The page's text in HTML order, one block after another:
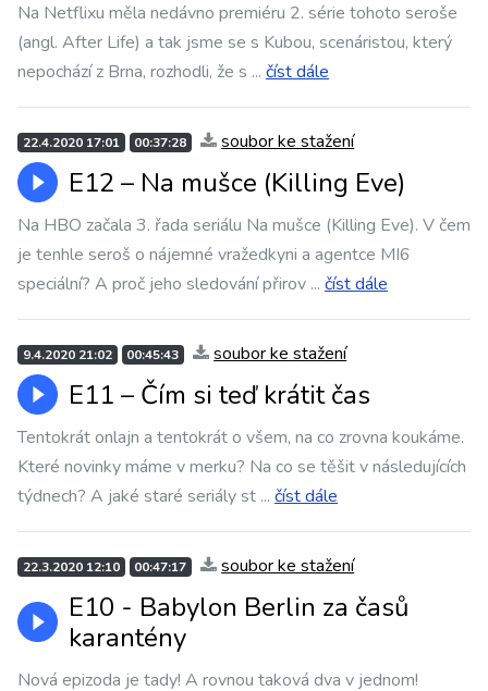
Na Netflixu měla nedávno premiéru 2. série tohoto seroše
(angl. After Life) a tak jsme se s Kubou, scenáristou, který
nepochází z Brna, rozhodli, že s ... číst dále
22.4.2020 17:01 00:37:28 soubor ke stažení
E12 – Na mušce (Killing Eve)
Na HBO začala 3. řada seriálu Na mušce (Killing Eve). V čem
je tenhle seroš o nájemné vražedkyni a agentce MI6
speciální? A proč jeho sledování přirov ... číst dále
9.4.2020 21:02 00:45:43 soubor ke stažení
E11 – Čím si teď krátit čas
Tentokrát onlajn a tentokrát o všem, na co zrovna koukáme.
Které novinky máme v merku? Na co se těšit v následujících
týdnech? A jaké staré seriály st ... číst dále
22.3.2020 12:10 00:47:17 soubor ke stažení
E10 - Babylon Berlin za časů
karantény
Nová epizoda je tady! A rovnou taková dva v jednom!